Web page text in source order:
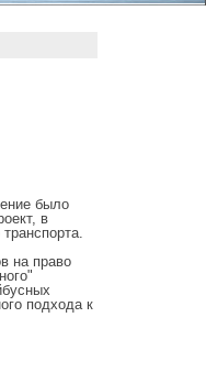
было
в
на право
подхода к